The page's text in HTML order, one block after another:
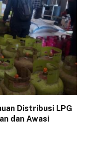
Distribusi LPG
dan Awasi